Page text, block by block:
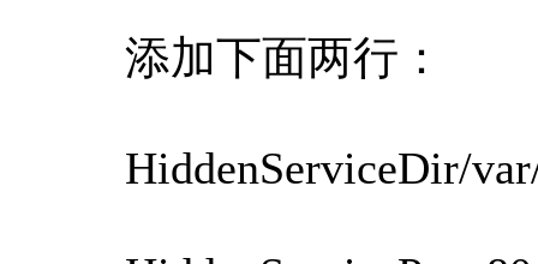
添加下面两行：
HiddenServiceDir/